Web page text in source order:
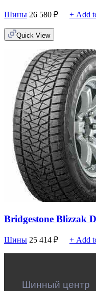
Шины 26 580 ₽ + Add
Quick View
Bridgestone Blizzak
Шины 25 414 ₽ + Add
Шинный центр